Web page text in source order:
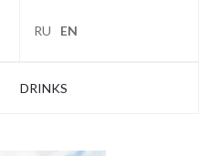
RU EN
DRINKS